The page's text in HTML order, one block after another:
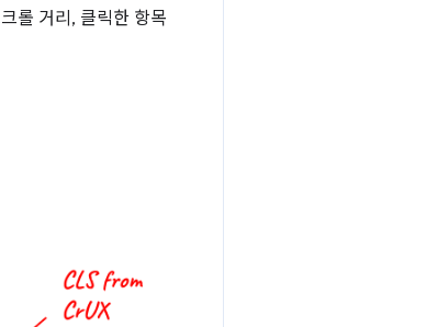
롤 거리, 클릭한 항목